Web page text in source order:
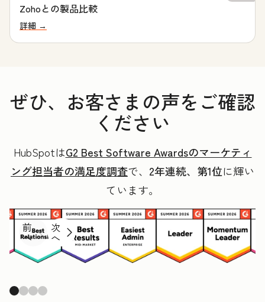
Zohoとの製品比較
詳細 →
ぜひ、お客さまの声をご確認
ください
HubSpotはG2 Best Software Awardsのマーケティ
ング担当者の満足度調査で、 2年連続、第1位に輝い
ています。
前
へ
次
へ